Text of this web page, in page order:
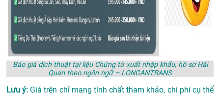
Báo giá dịch thuật tại liệu Chứng từ xuất nhập khẩu, hồ sơ Hải
Quan theo ngôn ngữ – LONGANTRANS
Lưu ý: Giá trên chỉ mang tính chất tham khảo, chi phí cụ thể